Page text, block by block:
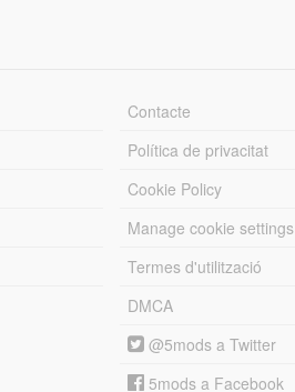
Contacte
Política de privacitat
Cookie Policy
Manage cookie settings
Termes d'utilització
DMCA
@5mods a Twitter
5mods a Facebook